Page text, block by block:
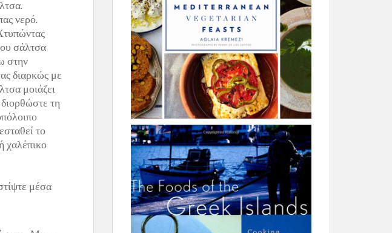
νερό.
σάλτσα
στην
διαρκώς με
μοιάζει
τη
το
χαλέπικο
μέσα